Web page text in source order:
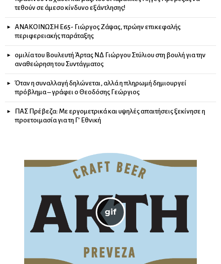
τεθούν σε άμεσο κίνδυνο εξάντλησης!
ΑΝΑΚΟΙΝΩΣΗ Ε65- Γιώργος Ζάψας, πρώην επικεφαλής
περιφερειακής παράταξης
ομιλία του Βουλευτή Άρτας ΝΔ Γιώργου Στύλιου στη βουλή για την
αναθεώρηση του Συντάγματος
Όταν η συναλλαγή δηλώνεται, αλλά η πληρωμή δημιουργεί
πρόβλημα – γράφει ο Θεοδόσης Γεώργιος
ΠΑΣ Πρέβεζα: Με εργομετρικά και υψηλές απαιτήσεις ξεκίνησε η
προετοιμασία για τη Γ’ Εθνική